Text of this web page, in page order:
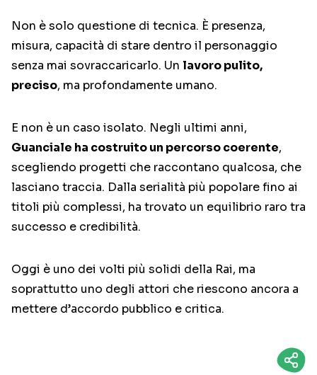
Non è solo questione di tecnica. È presenza,
misura, capacità di stare dentro il personaggio
senza mai sovraccaricarlo. Un lavoro pulito,
preciso, ma profondamente umano.
E non è un caso isolato. Negli ultimi anni,
Guanciale ha costruito un percorso coerente,
scegliendo progetti che raccontano qualcosa, che
lasciano traccia. Dalla serialità più popolare fino ai
titoli più complessi, ha trovato un equilibrio raro tra
successo e credibilità.
Oggi è uno dei volti più solidi della Rai, ma
soprattutto uno degli attori che riescono ancora a
mettere d’accordo pubblico e critica.